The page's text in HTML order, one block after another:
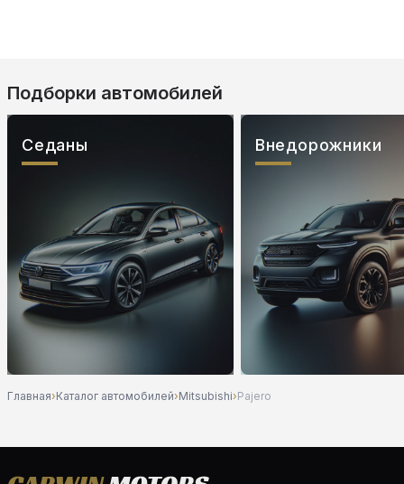
Подборки автомобилей
Седаны Внедорожники
Главная›Каталог автомобилей›Mitsubishi›Pajero